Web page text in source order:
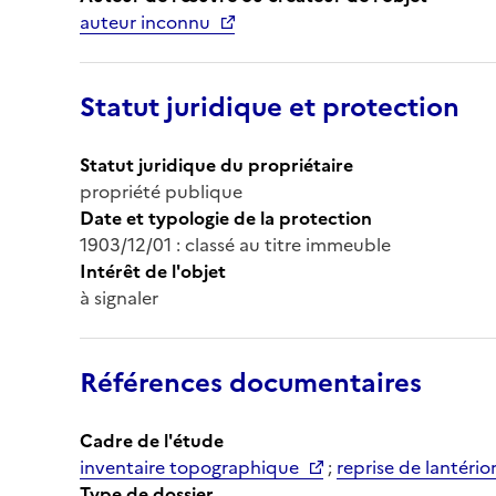
auteur inconnu
Statut juridique et protection
Statut juridique du propriétaire
propriété publique
Date et typologie de la protection
1903/12/01 : classé au titre immeuble
Intérêt de l'objet
à signaler
Références documentaires
Cadre de l'étude
inventaire topographique
; reprise de